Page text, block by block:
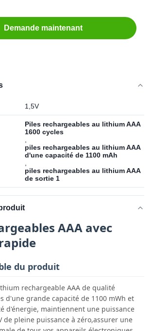
Demande maintenant
1,5V
Piles rechargeables au lithium AAA
1600 cycles
piles rechargeables au lithium AAA
d'une capacité de 1100 mAh
piles rechargeables au lithium AAA
de sortie 1
AAA avec
du produit
rechargeable AAA de qualité
d'une grande capacité de 1100 mWh et
d'énergie, maintiennent une puissance
de pleine puissance à zéro,assurer une